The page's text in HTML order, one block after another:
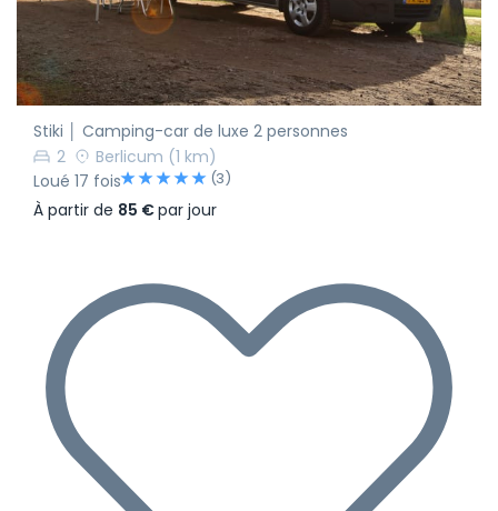
Stiki │ Camping-car de luxe 2 personnes
2
Berlicum (1 km)
Loué 17 fois
(3)
À partir de 85 €par jour